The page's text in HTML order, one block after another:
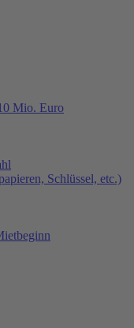
Mio. Euro
Schlüssel, etc.)